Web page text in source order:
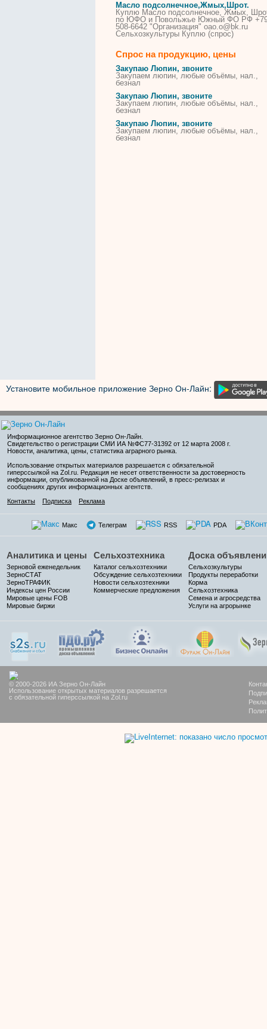
Масло подсолнечное,Жмых,Шрот.
Куплю Масло подсолнечное, Жмых,
по ЮФО и Повольжье Южный ФО РФ
508-6642 "Организация" oao.o@bk.ru
Сельхозкультуры Куплю (спрос)
Спрос на продукцию, цены
Закупаю Люпин, звоните
Закупаем люпин, любые объёмы, нал.,
безнал
Закупаю Люпин, звоните
Закупаем люпин, любые объёмы, нал.,
безнал
Закупаю Люпин, звоните
Закупаем люпин, любые объёмы, нал.,
безнал
Установите мобильное приложение Зерно Он-Лайн:
Информационное агентство Зерно Он-Лайн
Свидетельство о регистрации СМИ ИА №ФС77-31392 от 12 марта 2008 г.
Новости, аналитика, цены, статистика аграрного рынка.
Использование открытых материалов разрешается с обязательной
гиперссылкой на Zol.ru. Редакция не несет ответственности за достоверность
информации, опубликованной на Доске объявлений, в пресс-релизах и
сообщениях других информационных агентств.
Контакты
Подписка Реклама
Макс Телеграм RSS PDA
Аналитика и цены
Зерновой еженедельник
ЗерноСТАТ
ЗерноТРАФИК
Индексы цен России
Мировые цены FOB
Мировые биржи
Сельхозтехника
Каталог сельхозтехники
Обсуждение сельхозтехники
Новости сельхозтехники
Коммерческие предложения
Доска
Сельхозкультуры
Продукты переработки
Корма
Сельхозтехника
Семена и агросредства
Услуги на агрорынке
© 2000-2026 ИА Зерно Он-Лайн
Использование открытых материалов разрешается
с обязательной гиперссылкой на Zol.ru